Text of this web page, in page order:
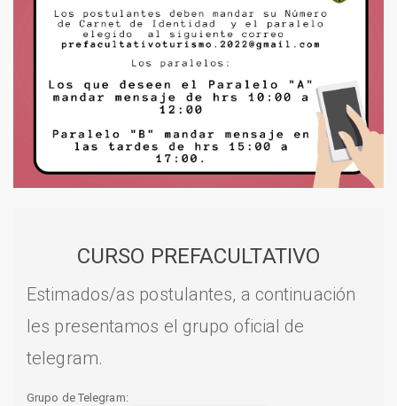
CURSO PREFACULTATIVO
Estimados/as postulantes, a continuación
les presentamos el grupo oficial de
telegram.
Grupo de Telegram: